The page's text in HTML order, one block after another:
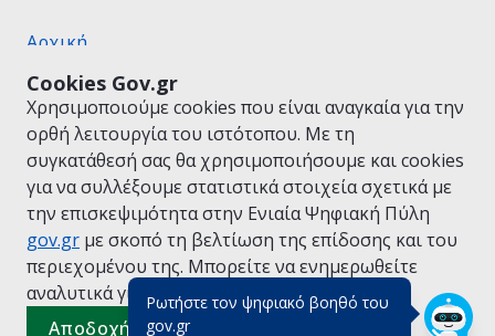
Ρωτήστε τον ψηφιακό βοηθό του
gov.gr(πάτησε για κλείσιμο)
Cookies Gov.gr
Χρησιμοποιούμε cookies που είναι αναγκαία για την
ορθή λειτουργία του ιστότοπου. Με τη
συγκατάθεσή σας θα χρησιμοποιήσουμε και cookies
για να συλλέξουμε στατιστικά στοιχεία σχετικά με
την επισκεψιμότητα στην Ενιαία Ψηφιακή Πύλη
gov.gr με σκοπό τη βελτίωση της επίδοσης και του
περιεχομένου της. Μπορείτε να ενημερωθείτε
αναλυτικά για την Πολιτική Cookies.
Αποδοχή όλων
Αρχική
Όροι Χρήσης
Πολιτική Απορρήτου
Δήλωση προσβασιμότητας
Πολιτική cookies
Προτάσεις για το gov.gr
Υλοποίηση από το Υπουργείο Ψηφιακής
Διακυβέρνησης
Ελληνικά |Αγγλικά